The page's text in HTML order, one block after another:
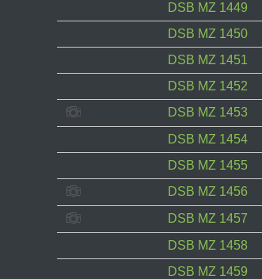
DSB MZ 1449
DSB MZ 1450
DSB MZ 1451
DSB MZ 1452
DSB MZ 1453
DSB MZ 1454
DSB MZ 1455
DSB MZ 1456
DSB MZ 1457
DSB MZ 1458
DSB MZ 1459